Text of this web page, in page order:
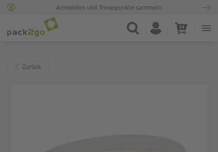
Anmelden und Treuepunkte sammeln
Suche Konto Warenkorb
Zurück